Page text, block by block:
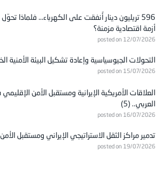
596 تريليون دينار أُنفقت على الكهرباء… فلماذا
أزمة اقتصادية مزمنة؟
posted on 12/07/2026
التحولات الجيوسياسية وإعادة تشكيل البيئة الأمنية
posted on 15/07/2026
العلاقات الأمريكية الإيرانية ومستقبل الأمن
العربي.. (5)
posted on 16/07/2026
تدمير مراكز الثقل الاستراتيجي الإيراني ومستقبل
posted on 19/07/2026